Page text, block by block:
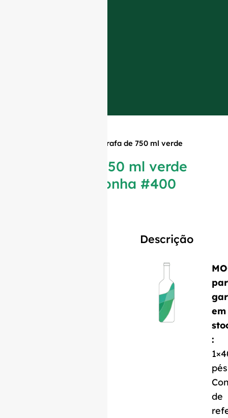
Garrafa de 750 ml verde
Garrafa de 750 ml verde
antigo borgonha #400
Descrição
em
:
pés
de